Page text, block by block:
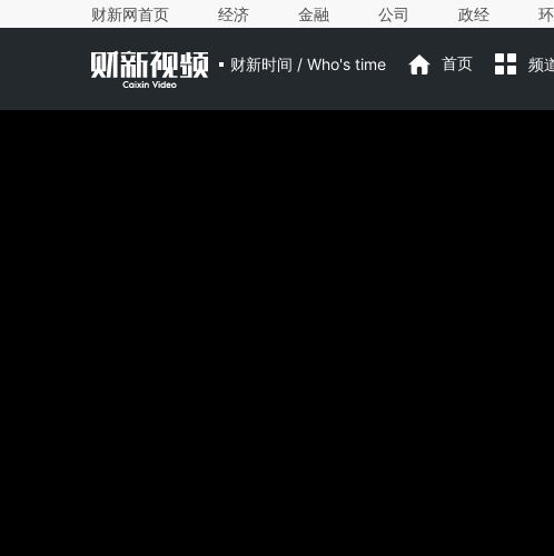
财新网首页 经济 金融 公司 政经
财新时间 / Who's time 首页 频